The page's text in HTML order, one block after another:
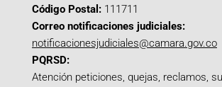
Código Postal: 111711
Correo notificaciones judiciales:
notificacionesjudiciales@camara.gov.co
PQRSD:
Atención peticiones, quejas, reclamos,